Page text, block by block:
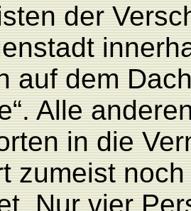
der
auf dem
Alle
in die
zumeist
Nur vier